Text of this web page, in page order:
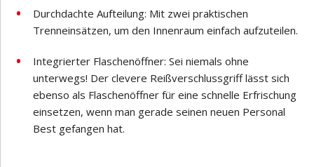
Durchdachte Aufteilung: Mit zwei praktischen
Trenneinsätzen, um den Innenraum einfach aufzuteilen.
Integrierter Flaschenöffner: Sei niemals ohne
unterwegs! Der clevere Reißverschlussgriff lässt sich
ebenso als Flaschenöffner für eine schnelle Erfrischung
einsetzen, wenn man gerade seinen neuen Personal
Best gefangen hat.